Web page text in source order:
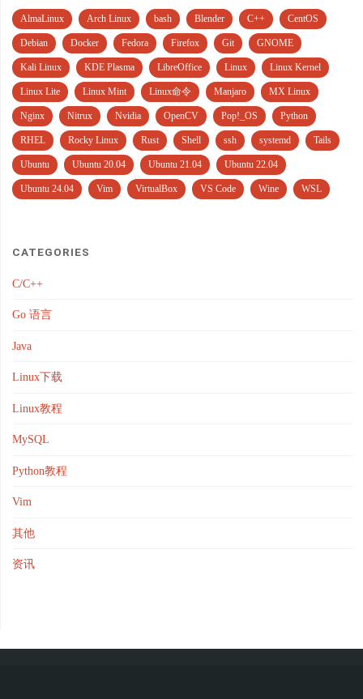
AlmaLinux Arch Linux bash Blender C++ CentOS
Debian Docker Fedora Firefox Git GNOME
Kali Linux KDE Plasma LibreOffice Linux Linux Kernel
Linux Lite Linux Mint Linux命令 Manjaro MX Linux
Nginx Nitrux Nvidia OpenCV Pop!_OS Python
RHEL Rocky Linux Rust Shell ssh systemd Tails
Ubuntu Ubuntu 20.04 Ubuntu 21.04 Ubuntu 22.04
Ubuntu 24.04 Vim VirtualBox VS Code Wine WSL
CATEGORIES
C/C++
Go 语言
Java
Linux下载
Linux教程
MySQL
Python教程
Vim
其他
资讯